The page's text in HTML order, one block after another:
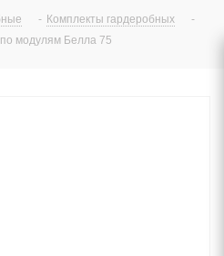
- Комплекты гардеробных
-
модулям Белла 75